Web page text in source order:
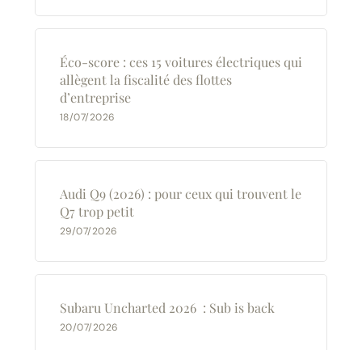
Éco-score : ces 15 voitures électriques qui
allègent la fiscalité des flottes
d’entreprise
18/07/2026
Audi Q9 (2026) : pour ceux qui trouvent le
Q7 trop petit
29/07/2026
Subaru Uncharted 2026 : Sub is back
20/07/2026